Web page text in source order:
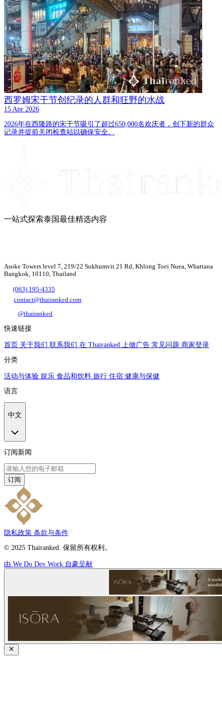
西罗姆宋干节创纪录的人群和狂野的水战
15 Apr 2026
2026年在西隆路的宋干节吸引了超过650,000名欢庆者，创下新的群众
记录并提前关闭检查站以确保安全。
一站式探索泰国最佳精选内容
Asoke Towers level 7, 219/22 Sukhumvit 21 Rd, Khlong Toei Nuea, Whattana
Bangkok, 10110, Thailand
(063) 195-4335
contact@thairanked.com
@thairanked
快速链接
首页 关于我们 联系我们 在 Thairanked 上做广告 常见问题 商家登录
分类
活动与体验 娱乐 食品和饮料 旅行 住宿 健康与保健
语言
中文
订阅新闻
订阅
隐私政策 条款与条件
© 2025 Thairanked. 保留所有权利。
由 We Do Dev Work 自豪呈献